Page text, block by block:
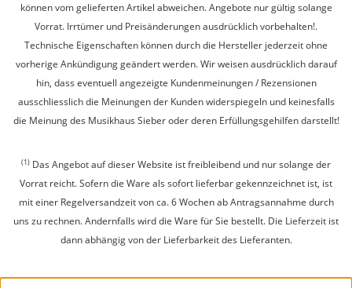
können vom gelieferten Artikel abweichen. Angebote nur gültig solange
Vorrat. Irrtümer und Preisänderungen ausdrücklich vorbehalten!.
Technische Eigenschaften können durch die Hersteller jederzeit ohne
vorherige Ankündigung geändert werden. Wir weisen ausdrücklich darauf
hin, dass eventuell angezeigte Kundenmeinungen / Rezensionen
ausschliesslich die Meinungen der Kunden widerspiegeln und keinesfalls
die Meinung des Musikhaus Sieber oder deren Erfüllungsgehilfen darstellt!
(1) Das Angebot auf dieser Website ist freibleibend und nur solange der
Vorrat reicht. Sofern die Ware als sofort lieferbar gekennzeichnet ist, ist
mit einer Regelversandzeit von ca. 6 Wochen ab Antragsannahme durch
uns zu rechnen. Andernfalls wird die Ware für Sie bestellt. Die Lieferzeit ist
dann abhängig von der Lieferbarkeit des Lieferanten.